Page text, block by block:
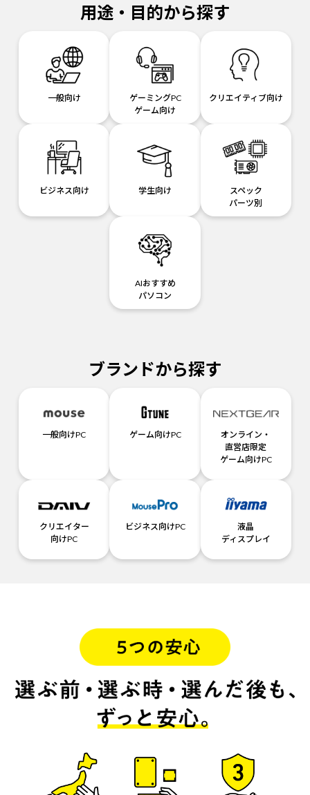
用途・目的から探す
一般向け
ゲーミングPC
ゲーム向け
クリエイティブ向け
ビジネス向け 学生向け
スペック
パーツ別
AIおすすめ
パソコン
ブランドから探す
一般向けPC ゲーム向けPC
オンライン・
直営店限定
ゲーム向けPC
クリエイター
向けPC
ビジネス向けPC
液晶
ディスプレイ